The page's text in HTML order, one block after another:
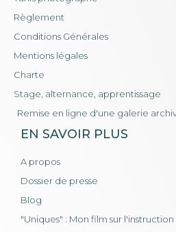
Règlement
Conditions Générales
Mentions légales
Charte
Stage, alternance, apprentissage
Remise en ligne d'une galerie
EN SAVOIR PLUS
A propos
Dossier de presse
Blog
"Uniques" : Mon film sur